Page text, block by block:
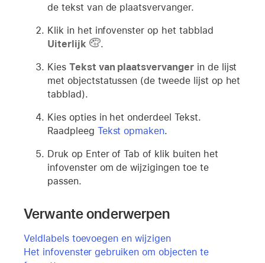
de tekst van de plaatsvervanger.
Klik in het infovenster op het tabblad
Uiterlijk
.
Kies Tekst van plaatsvervangerin de lijst
met objectstatussen (de tweede lijst op het
tabblad).
Kies opties in het onderdeel Tekst.
Raadpleeg Tekst opmaken.
Druk op Enter of Tab of klik buiten het
infovenster om de wijzigingen toe te
passen.
Verwante onderwerpen
Veldlabels toevoegen en wijzigen
Het infovenster gebruiken om objecten te